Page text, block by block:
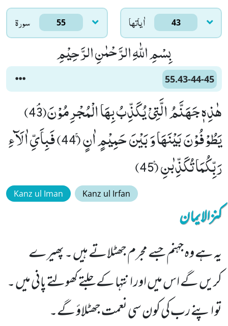
سورۃ 55 اٰياتها 43
بِسْمِ اللّٰهِ الرَّحْمٰنِ الرَّحِیْمِ
55.43-44-45
هٰذِهٖ جَهَنَّمُ الَّتِیْ یُكَذِّبُ بِهَا الْمُجْرِمُوْنَﭥ(43)
یَطُوْفُوْنَ بَیْنَهَا وَ بَیْنَ حَمِیْمٍ اٰنٍۚ (44) فَبِاَیِّ اٰلَآءِ
رَبِّكُمَا تُكَذِّبٰنِ۠ (45)
Kanz ul Iman Kanz ul Irfan
کنزالایمان
یہ ہے وہ جہنم جسے مجرم جھٹلاتے ہیں ۔ پھیرے
کریں گے اس میں اور انتہا کے جلتے کھولتے پانی میں ۔
تو اپنے رب کی کون سی نعمت جھٹلاؤ گے۔